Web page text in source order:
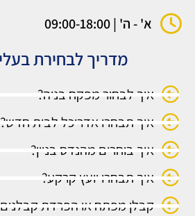
א' - ה' | 09:00-18:00
מדריך לבחירת
איך לבחור מפקח בניה?
איך תבחרו אדריכל לבית חדש?
איך בוחרים מהנדס בניין?
איך תבחרו יועץ קרקע?
קבלן מפתח או הפרדת